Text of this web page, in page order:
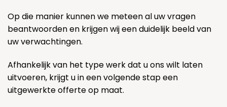
Op die manier kunnen we meteen al uw vragen
beantwoorden en krijgen wij een duidelijk beeld van
uw verwachtingen.
Afhankelijk van het type werk dat u ons wilt laten
uitvoeren, krijgt u in een volgende stap een
uitgewerkte offerte op maat.